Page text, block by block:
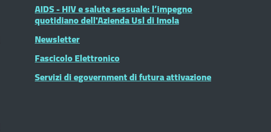
AIDS - HIV e salute sessuale: l’impegno
quotidiano dell'Azienda Usl di Imola
Newsletter
Fascicolo Elettronico
Servizi di egovernment di futura attivazione